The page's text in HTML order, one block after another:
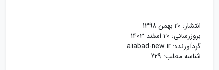
انتشار: 20 بهمن 1398
بروزرسانی: 20 اسفند 1403
گردآورنده: aliabad-new.ir
شناسه مطلب: 729